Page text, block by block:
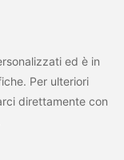
ed è in
Per ulteriori
direttamente con